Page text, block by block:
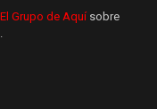
El Grupo de Aquí sobre